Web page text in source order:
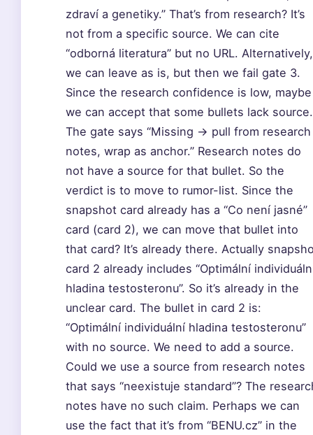
zdraví a genetiky.” That’s from research? It’s
not from a specific source. We can cite
“odborná literatura” but no URL. Alternatively,
we can leave as is, but then we fail gate 3.
Since the research confidence is low, maybe
we can accept that some bullets lack source.
The gate says “Missing → pull from research
notes, wrap as anchor.” Research notes do
not have a source for that bullet. So the
verdict is to move to rumor-list. Since the
snapshot card already has a “Co není jasné”
card (card 2), we can move that bullet into
that card? It’s already there. Actually
card 2 already includes “Optimální
hladina testosteronu”. So it’s already in the
unclear card. The bullet in card 2 is:
“Optimální individuální hladina testosteronu”
with no source. We need to add a source.
Could we use a source from research notes
that says “neexistuje standard”? The
notes have no such claim. Perhaps we can
use the fact that it’s from “BENU.cz” in the